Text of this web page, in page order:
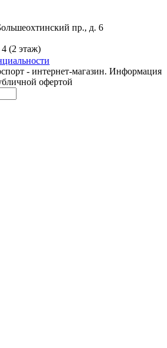
пр., д. 6
(2 этаж)
- интернет-магазин. Информация
офертой